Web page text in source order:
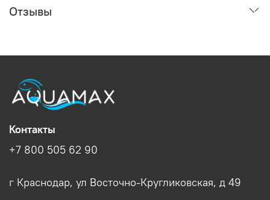
Отзывы
Контакты
+7 800 505 62 90
г Краснодар, ул Восточно-Кругликовская, д 49